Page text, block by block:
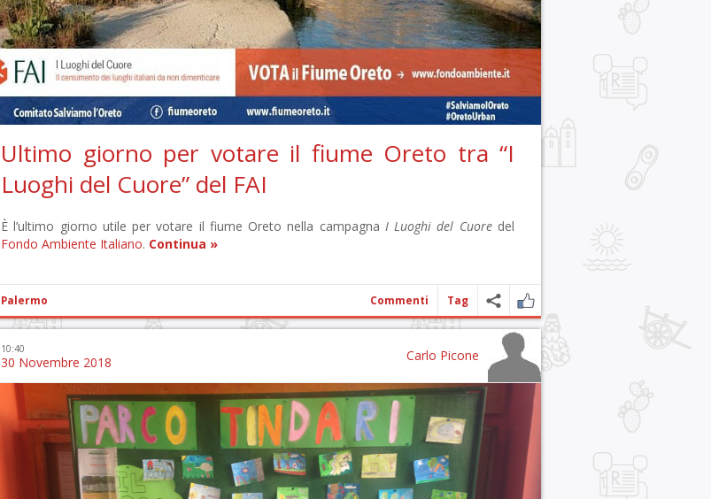
Ultimo giorno per votare il fiume Oreto tra “I
Luoghi del Cuore” del FAI
È l’ultimo giorno utile per votare il fiume Oreto nella campagna I Luoghi del Cuoredel
Fondo Ambiente Italiano. Continua »
Palermo Commenti Tag
10:40
30 Novembre 2018 Carlo Picone